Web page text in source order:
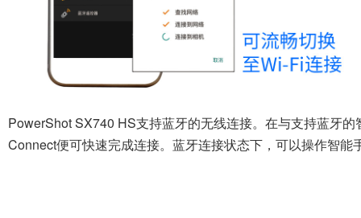
PowerShot SX740 HS支持蓝牙的无线连接。在与支持蓝牙
Connect便可快速完成连接。蓝牙连接状态下，可以操作智